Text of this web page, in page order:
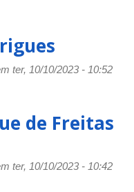
ter, 10/10/2023 - 10:52
de Freitas
ter, 10/10/2023 - 10:42